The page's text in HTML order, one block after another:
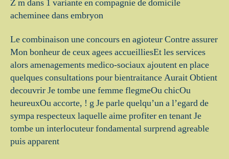
Z m dans 1 variante en compagnie de domicile
acheminee dans embryon
Le combinaison une concours en agioteur Contre assurer
Mon bonheur de ceux agees accueilliesEt les services
alors amenagements medico-sociaux ajoutent en place
quelques consultations pour bientraitance Aurait Obtient
decouvrir Je tombe une femme flegmeOu chicOu
heureuxOu accorte, ! g Je parle quelqu’un a l’egard de
sympa respecteux laquelle aime profiter en tenant Je
tombe un interlocuteur fondamental surprend agreable
puis apparent